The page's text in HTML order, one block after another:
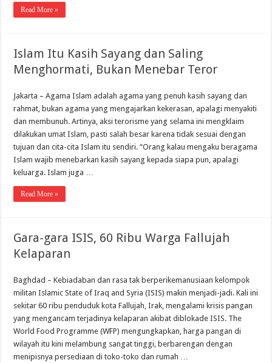
Read More »
Islam Itu Kasih Sayang dan Saling
Menghormati, Bukan Menebar Teror
Jakarta – Agama Islam adalah agama yang penuh kasih sayang dan
rahmat, bukan agama yang mengajarkan kekerasan, apalagi menyakiti
dan membunuh. Artinya, aksi terorisme yang selama ini mengklaim
dilakukan umat Islam, pasti salah besar karena tidak sesuai dengan
tujuan dan cita-cita Islam itu sendiri. “Orang kalau mengaku beragama
Islam wajib menebarkan kasih sayang kepada siapa pun, apalagi
keluarga. Islam juga …
Read More »
Gara-gara ISIS, 60 Ribu Warga Fallujah
Kelaparan
Baghdad – Kebiadaban dan rasa tak berperikemanusiaan kelompok
militan Islamic State of Iraq and Syria (ISIS) makin menjadi-jadi. Kali ini
sekitar 60 ribu penduduk kota Fallujah, Irak, mengalami krisis pangan
yang mengancam terjadinya kelaparan akibat diblokade ISIS. The
World Food Programme (WFP) mengungkapkan, harga pangan di
wilayah itu kini melambung sangat tinggi, berbarengan dengan
menipisnya persediaan di toko-toko dan rumah …